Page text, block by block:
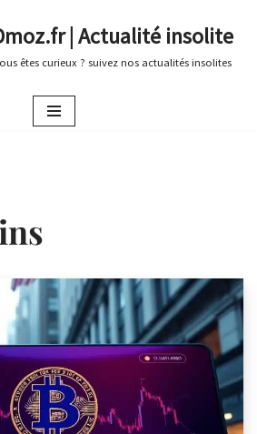
| Actualité insolite
êtes curieux ? suivez nos actualités insolites